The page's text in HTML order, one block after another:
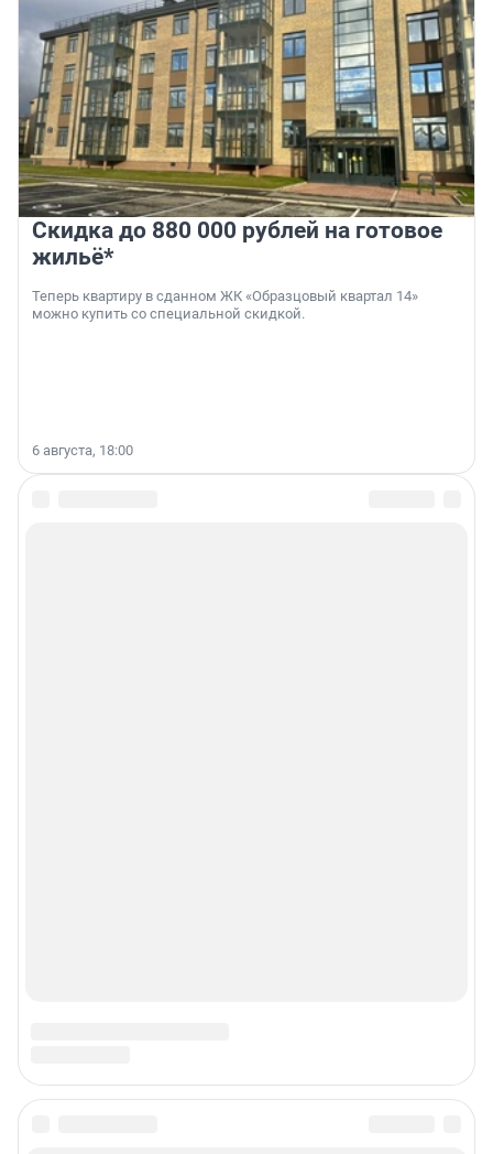
Скидка до 880 000 рублей на готовое
жильё*
Теперь квартиру в сданном ЖК «Образцовый квартал 14»
можно купить со специальной скидкой.
6 августа, 18:00